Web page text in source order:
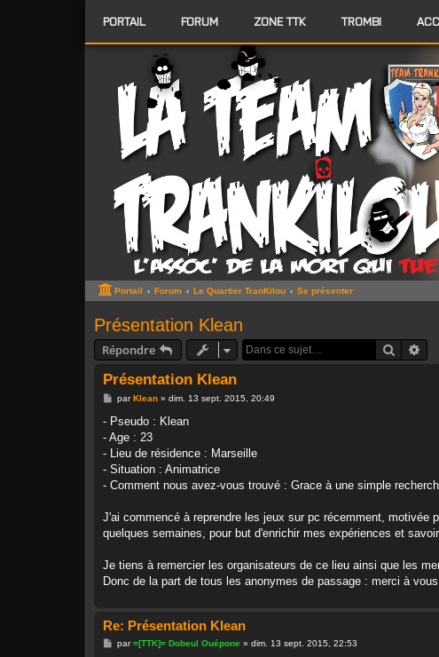
PORTAIL FORUM ZONE TTK TROMBI
Portail Forum Le Quartier TranKilou Se présenter
Présentation Klean
Répondre
Présentation Klean
M
s
a
g
parKlean» dim. 13 sept. 2015, 20:49
- Pseudo : Klean
- Age : 23
- Lieu de résidence : Marseille
- Situation : Animatrice
- Comment nous avez-vous trouvé : Grace à une simple
J'ai commencé à reprendre les jeux sur pc récemment, motivée
quelques semaines, pour but d'enrichir mes expériences et
Je tiens à remercier les organisateurs de ce lieu ainsi que les
Donc de la part de tous les anonymes de passage : merci à
Re: Présentation Klean
Mpar=[TTK]= Dobeul Ouépone» dim. 13 sept. 2015, 22:53